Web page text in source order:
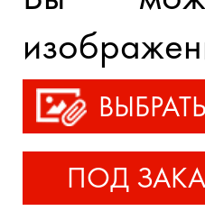
ВЫБРАТЬ
ПОД